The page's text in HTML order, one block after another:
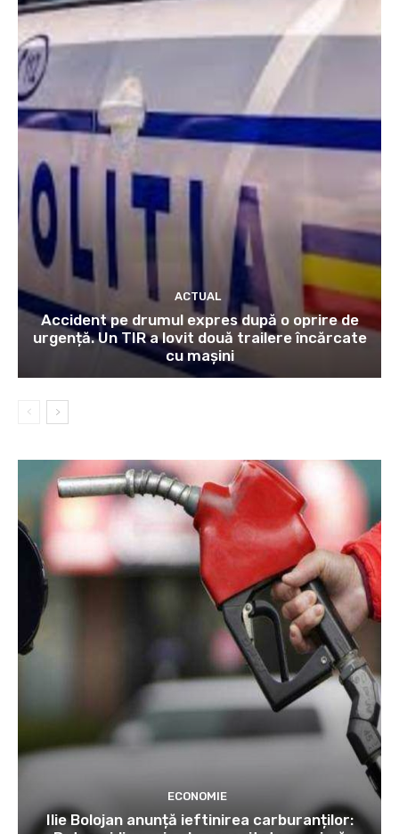
ACTUAL
Accident pe drumul expres după o oprire de
urgență. Un TIR a lovit două trailere încărcate
cu mașini
ECONOMIE
Ilie Bolojan anunță ieftinirea carburanților: